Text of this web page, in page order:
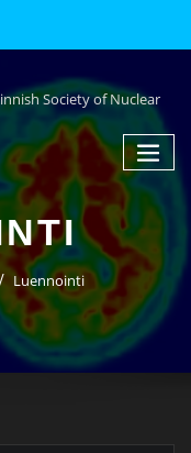
Society of Nuclear
Luennointi